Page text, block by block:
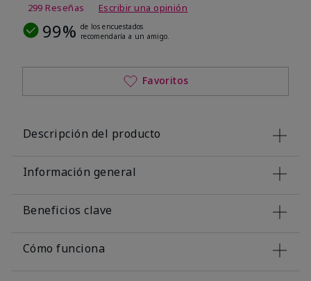
299 Reseñas
Escribir una opinión
99% de los encuestados
recomendaría a un amigo.
Favoritos
Descripción del producto
Información general
Beneficios clave
Cómo funciona